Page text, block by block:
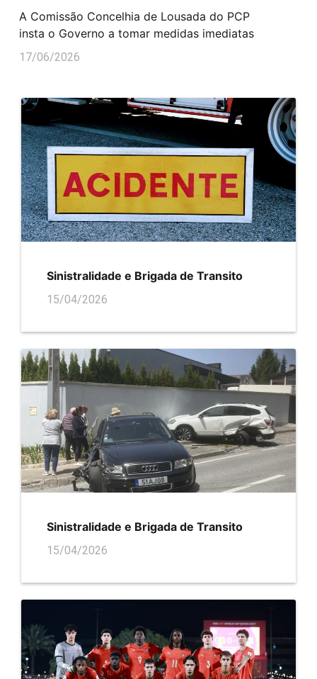
A Comissão Concelhia de Lousada do PCP
insta o Governo a tomar medidas imediatas
17/06/2026
Sinistralidade e Brigada de Transito
15/04/2026
Sinistralidade e Brigada de Transito
15/04/2026